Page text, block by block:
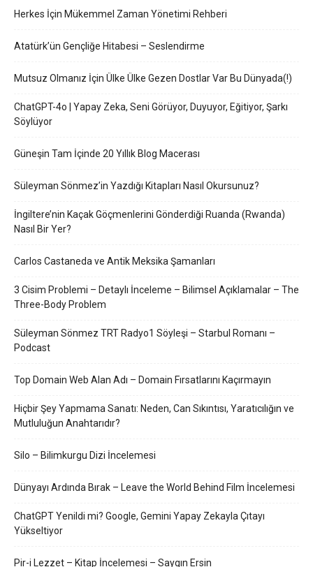
Herkes İçin Mükemmel Zaman Yönetimi Rehberi
Atatürk’ün Gençliğe Hitabesi – Seslendirme
Mutsuz Olmanız İçin Ülke Ülke Gezen Dostlar Var Bu Dünyada(!)
ChatGPT-4o | Yapay Zeka, Seni Görüyor, Duyuyor, Eğitiyor, Şarkı
Söylüyor
Güneşin Tam İçinde 20 Yıllık Blog Macerası
Süleyman Sönmez’in Yazdığı Kitapları Nasıl Okursunuz?
İngiltere’nin Kaçak Göçmenlerini Gönderdiği Ruanda (Rwanda)
Nasıl Bir Yer?
Carlos Castaneda ve Antik Meksika Şamanları
3 Cisim Problemi – Detaylı İnceleme – Bilimsel Açıklamalar – The
Three-Body Problem
Süleyman Sönmez TRT Radyo1 Söyleşi – Starbul Romanı –
Podcast
Top Domain Web Alan Adı – Domain Fırsatlarını Kaçırmayın
Hiçbir Şey Yapmama Sanatı: Neden, Can Sıkıntısı, Yaratıcılığın ve
Mutluluğun Anahtarıdır?
Silo – Bilimkurgu Dizi İncelemesi
Dünyayı Ardında Bırak – Leave the World Behind Film İncelemesi
ChatGPT Yenildi mi? Google, Gemini Yapay Zekayla Çıtayı
Yükseltiyor
Pir-i Lezzet – Kitap İncelemesi – Saygın Ersin